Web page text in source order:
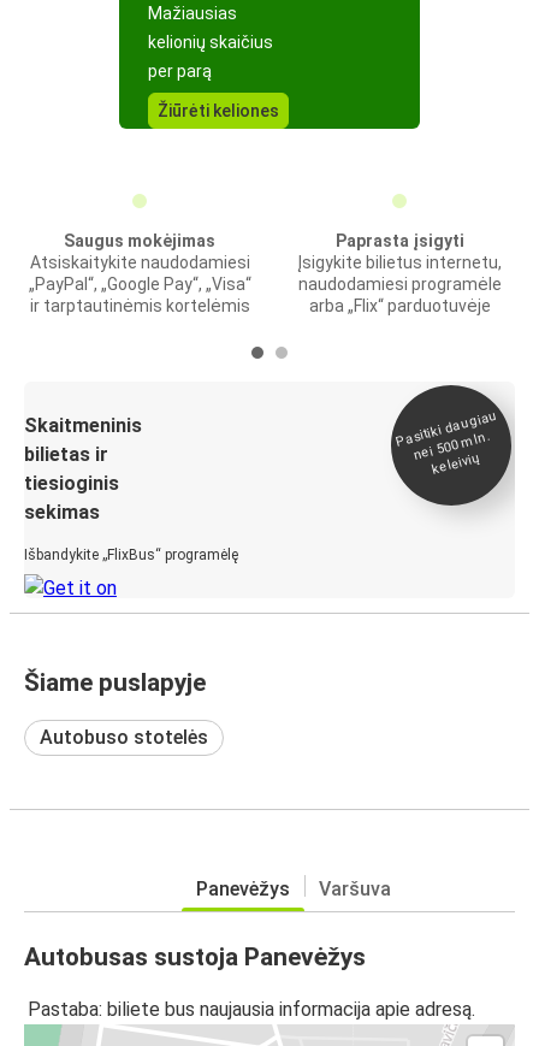
Mažiausias
kelionių skaičius
per parą
Žiūrėti keliones
Saugus mokėjimas
Atsiskaitykite naudodamiesi
„PayPal“, „Google Pay“, „Visa“
ir tarptautinėmis kortelėmis
Paprasta įsigyti
Įsigykite bilietus internetu,
naudodamiesi programėle
arba „Flix“ parduotuvėje
Skaitmeninis
bilietas ir
tiesioginis
sekimas
Išbandykite „FlixBus“ programėlę
Pasitiki daugiau
nei 500
mln.
keleivių
Šiame puslapyje
Autobuso stotelės
Panevėžys Varšuva
Autobusas sustoja Panevėžys
Pastaba: biliete bus naujausia informacija apie adresą.